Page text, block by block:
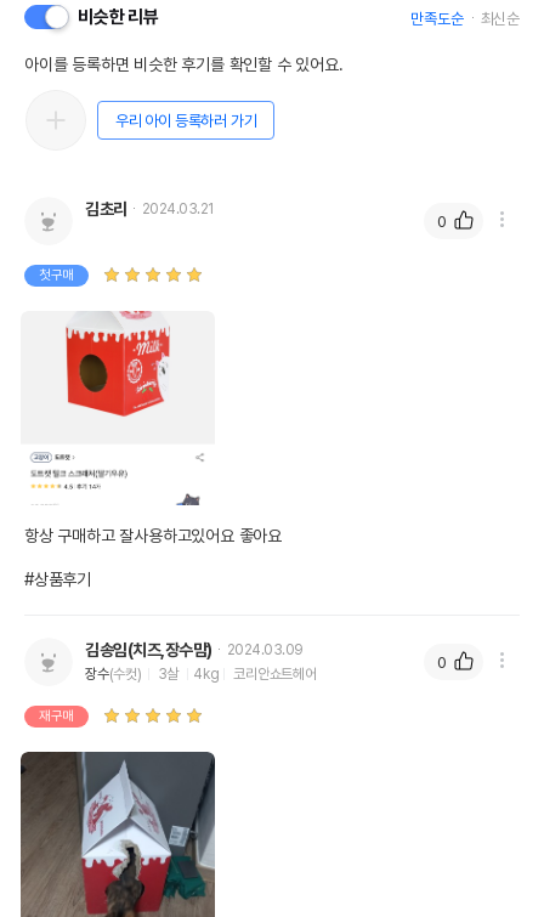
비슷한 리뷰 만족도순 최신순
아이를 등록하면 비슷한 후기를 확인할 수 있어요.
우리 아이 등록하러 가기
김초리 2024.03.21
첫구매
항상 구매하고 잘사용하고있어요 좋아요
#상품후기
0
김송임(치즈,장수맘)
2024.03.09
장수(수컷) 3살 4kg 코리안쇼트헤어
재구매
0